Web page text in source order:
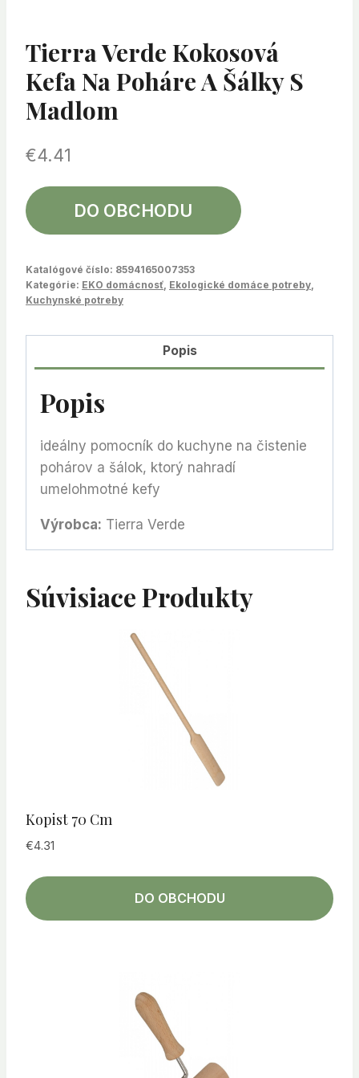
Tierra Verde Kokosová
Kefa Na Poháre A Šálky S
Madlom
€4.41
DO OBCHODU
Katalógové číslo: 8594165007353
Kategórie: EKO domácnosť Ekologické domáce potreby
Kuchynské potreby
Popis
Popis
ideálny pomocník do kuchyne na čistenie
pohárov a šálok, ktorý nahradí
umelohmotné kefy
Výrobca: Tierra Verde
Súvisiace Produkty
Kopist 70 Cm
€4.31
DO OBCHODU